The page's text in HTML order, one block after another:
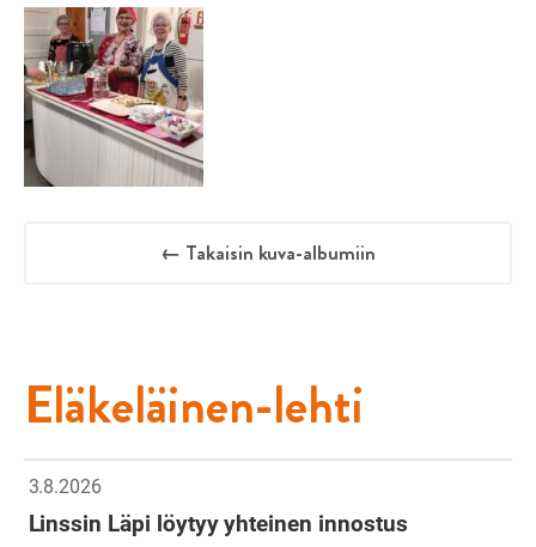
← Takaisin kuva-albumiin
Eläkeläinen-lehti
3.8.2026
Linssin Läpi löytyy yhteinen innostus